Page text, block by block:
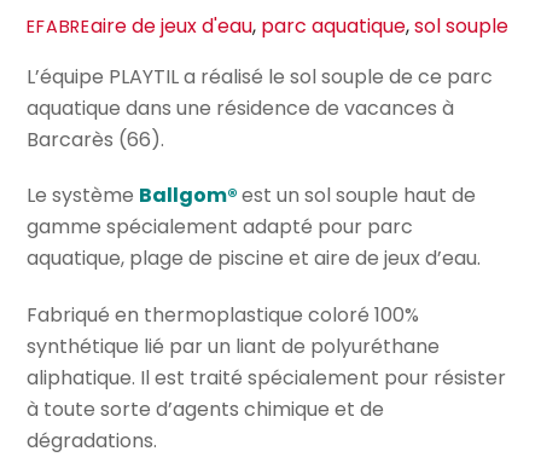
EFABREaire de jeux d'eau, parc aquatique,sol souple
L’équipe PLAYTIL a réalisé le sol souple de ce parc
aquatique dans une résidence de vacances à
Barcarès (66).
Le système Ballgom®est un sol souple haut de
gamme spécialement adapté pour parc
aquatique, plage de piscine et aire de jeux d’eau.
Fabriqué en thermoplastique coloré 100%
synthétique lié par un liant de polyuréthane
aliphatique. Il est traité spécialement pour résister
à toute sorte d’agents chimique et de
dégradations.